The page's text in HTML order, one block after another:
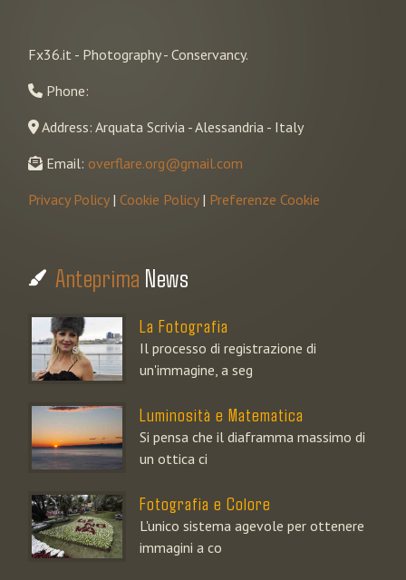
Fx36.it - Photography - Conservancy.
Phone:
Address: Arquata Scrivia - Alessandria - Italy
Email: overflare.org@gmail.com
Privacy Policy| Cookie Policy| Preferenze Cookie
Anteprima News
La Fotografia
Il processo di registrazione di
un'immagine, a seg
Luminosità e Matematica
Si pensa che il diaframma massimo di
un ottica ci
Fotografia e Colore
L'unico sistema agevole per ottenere
immagini a co